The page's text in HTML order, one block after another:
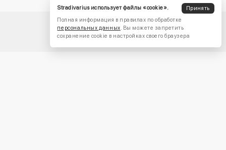
Stradivarius использует файлы «cookie».
Принять
Полная информация в правилах по обработке
персональных данных. Вы можете запретить
сохранение cookie в настройках своего браузера